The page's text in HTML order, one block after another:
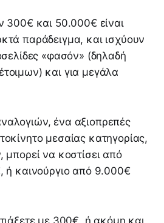
300€ και 50.000€ είναι
παράδειγμα, και ισχύουν
«φασόν» (δηλαδή
και για μεγάλα
ένα αξιοπρεπές
μεσαίας κατηγορίας,
μπορεί να κοστίσει από
καινούργιο από 9.000€